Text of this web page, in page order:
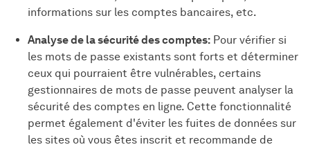
informations sur les comptes bancaires, etc.
Analyse de la sécurité des comptes: Pour vérifier si
les mots de passe existants sont forts et déterminer
ceux qui pourraient être vulnérables, certains
gestionnaires de mots de passe peuvent analyser la
sécurité des comptes en ligne. Cette fonctionnalité
permet également d'éviter les fuites de données sur
les sites où vous êtes inscrit et recommande de